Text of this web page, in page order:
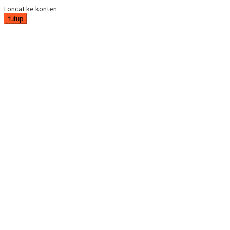
Loncat ke konten
tutup